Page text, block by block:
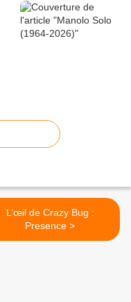
L’œil de Crazy Bug :
Presence >